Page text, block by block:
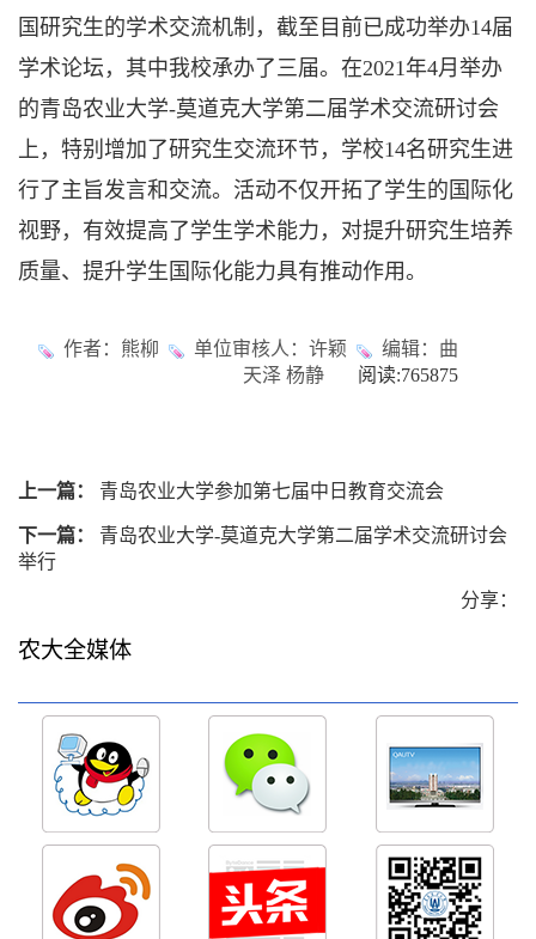
国研究生的学术交流机制，截至目前已成功举办14届
学术论坛，其中我校承办了三届。在2021年4月举办
的青岛农业大学-莫道克大学第二届学术交流研讨会
上，特别增加了研究生交流环节，学校14名研究生进
行了主旨发言和交流。活动不仅开拓了学生的国际化
视野，有效提高了学生学术能力，对提升研究生培养
质量、提升学生国际化能力具有推动作用。
作者：熊柳 单位审核人：许颖
编辑：曲
天泽 杨静 阅读:765875
上一篇： 青岛农业大学参加第七届中日教育交流会
下一篇：
青岛农业大学-莫道克大学第二届学术交流研讨会
举行
分享：
农大全媒体